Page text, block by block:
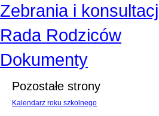
Zebrania i
Rada Rodziców
Dokumenty
Pozostałe strony
Kalendarz roku szkolnego